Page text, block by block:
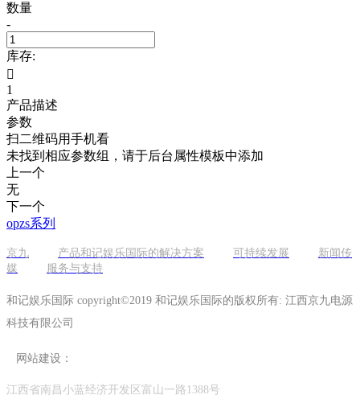
数量
-
库存:

1
产品描述
参数
扫二维码用手机看
未找到相应参数组，请于后台属性模板中添加
上一个
无
下一个
opzs系列
京九 产品和记娱乐国际的解决方案 可持续发展
新闻传
媒
服务与支持
和记娱乐国际 copyright©2019 和记娱乐国际的版权所有: 江西京九电源
科技有限公司
网站建设：
江西省南昌小蓝经济开发区富山一路1388号